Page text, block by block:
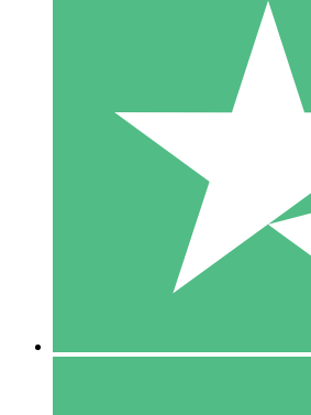
Paquetes de Créditos
Paga según el uso con créditos de
10 00